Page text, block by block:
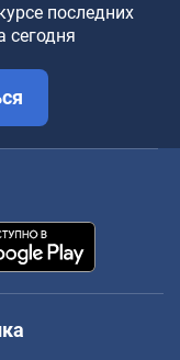
последних
сегодня